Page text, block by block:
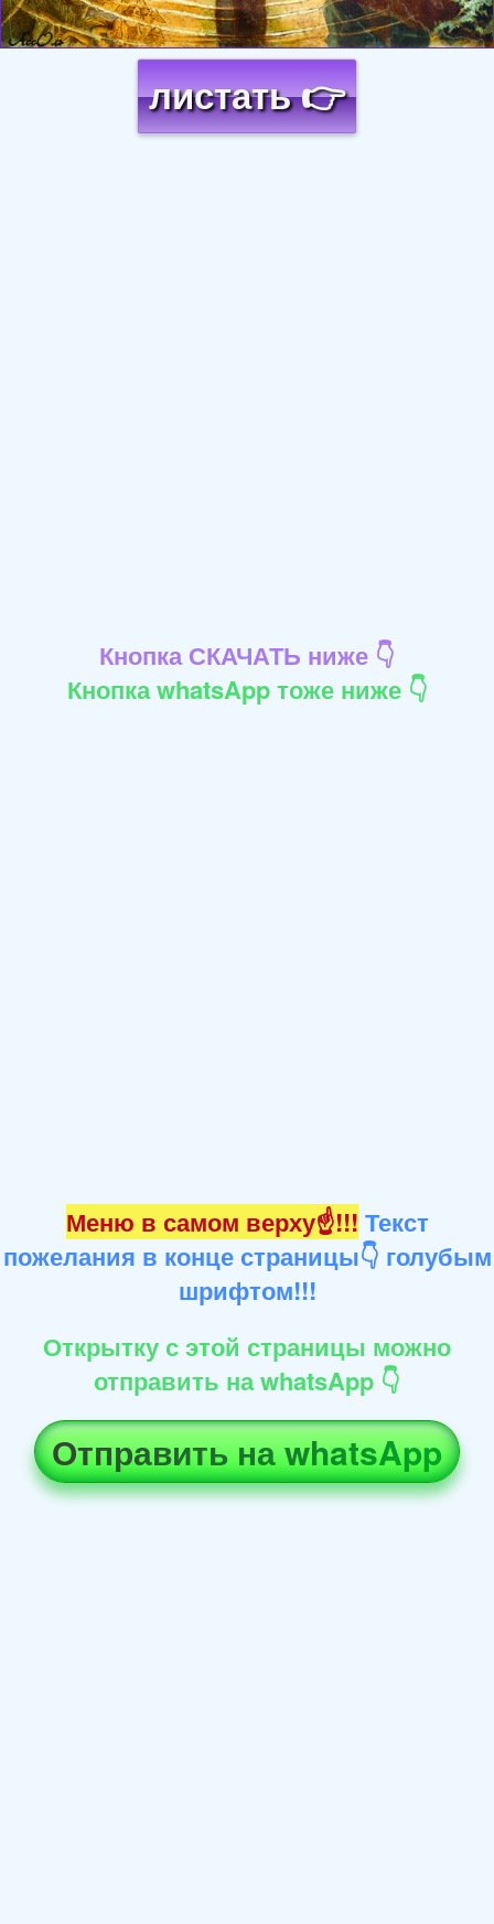
листать 👉
Кнопка СКАЧАТЬ ниже 👇
Кнопка whatsApp тоже ниже 👇
Меню в самом верху☝!!! Текст
пожелания в конце страницы👇 голубым
шрифтом!!!
Открытку с этой страницы можно
отправить на whatsApp 👇
Отправить на whatsApp